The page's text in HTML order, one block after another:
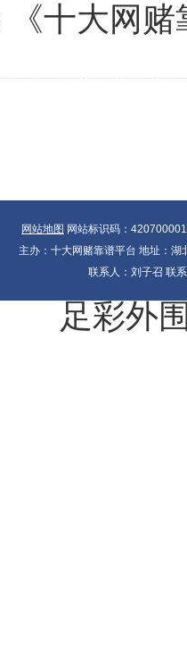
《十大网
网站地图 网站标识码：
主办：十大网赌靠谱平台 地址：
联系人：刘子召 联
足彩外